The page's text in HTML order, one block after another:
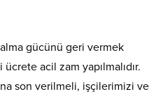
alma gücünü geri vermek
acil zam yapılmalıdır.
son verilmeli, işçilerimizi ve